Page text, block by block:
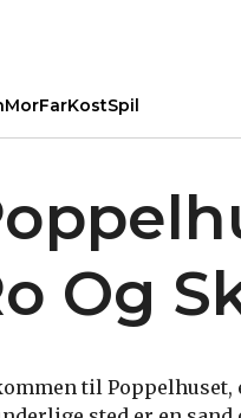
MorFarKostSpil
Og
til Poppelhuset,